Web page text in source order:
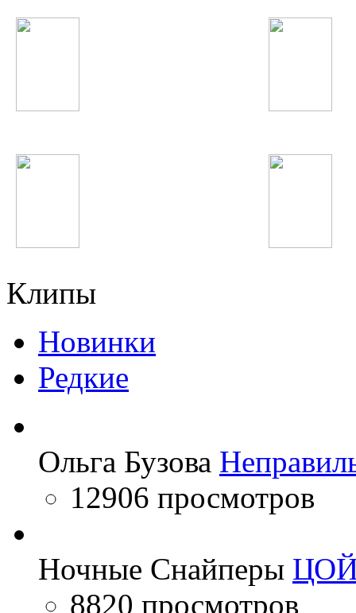
Клипы
Новинки
Редкие
Ольга Бузова
12906 просмотров
Ночные Снайперы
8820 просмотров